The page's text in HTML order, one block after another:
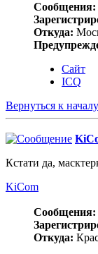
Сообщения:
Откуда:
Сайт
ICQ
Вернуться к началу
Кстати да,
KiCom
Сообщения:
Откуда: